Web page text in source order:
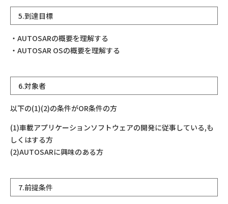
5.到達目標
・AUTOSARの概要を理解する
・AUTOSAR OSの概要を理解する
6.対象者
以下の(1)(2)の条件がOR条件の方
(1)車載アプリケーションソフトウェアの開発に従事している,も
しくはする方
(2)AUTOSARに興味のある方
7.前提条件